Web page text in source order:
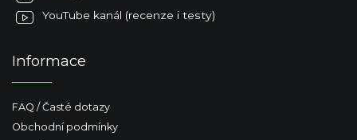
YouTube kanál (recenze i testy)
Informace
FAQ / Časté dotazy
Obchodní podmínky